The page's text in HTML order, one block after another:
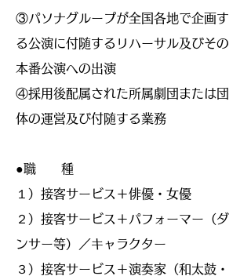
③パソナグループが全国各地で企画す
る公演に付随するリハーサル及びその
本番公演への出演
④採用後配属された所属劇団または団
体の運営及び付随する業務
●職 種
１）接客サービス＋俳優・女優
２）接客サービス＋パフォーマー（ダ
ンサー等）／キャラクター
３）接客サービス＋演奏家（和太鼓・